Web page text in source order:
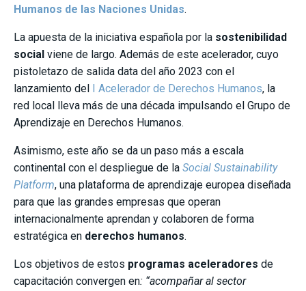
Humanos de las Naciones Unidas.
La apuesta de la iniciativa española por la sostenibilidad
social viene de largo. Además de este acelerador, cuyo
pistoletazo de salida data del año 2023 con el
lanzamiento del
I Acelerador de Derechos Humanos, la
red local lleva más de una década impulsando el Grupo de
Aprendizaje en Derechos Humanos.
Asimismo, este año se da un paso más a escala
continental con el despliegue de la Social Sustainability
Platform, una plataforma de aprendizaje europea diseñada
para que las grandes empresas que operan
internacionalmente aprendan y colaboren de forma
estratégica en derechos humanos.
Los objetivos de estos programas aceleradores de
capacitación convergen en: “acompañar al sector